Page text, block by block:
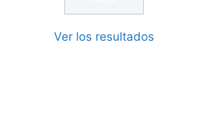
Ver los resultados